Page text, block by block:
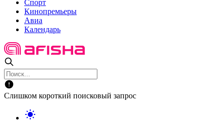
Спорт
Кинопремьеры
Авиа
Календарь
Слишком короткий поисковый запрос